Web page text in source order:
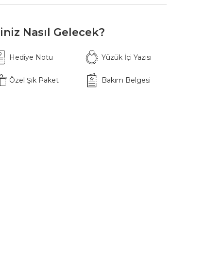
Nasıl Gelecek?
Hediye Notu Yüzük İçi Yazısı
Özel Şık Paket Bakım Belgesi